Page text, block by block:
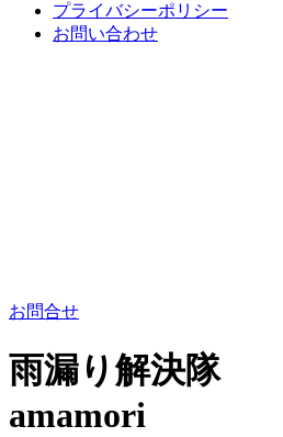
プライバシーポリシー
お問い合わせ
お問合せ
雨漏り解決隊
amamori